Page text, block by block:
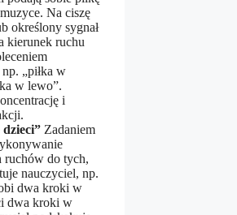
Na ciszę
określony sygnał
kierunek ruchu
„piłka w
w lewo”.
i
Zadaniem
ruchów do tych,
nauczyciel, np.
dwa kroki w
dwa kroki w